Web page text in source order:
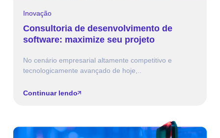
Inovação
Consultoria de desenvolvimento de
software: maximize seu projeto
No cenário empresarial altamente competitivo e
tecnologicamente avançado de hoje,..
Continuar lendo